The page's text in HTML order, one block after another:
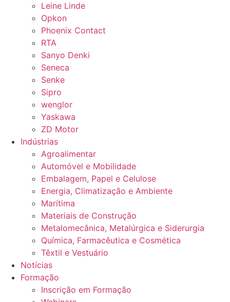
Leine Linde
Opkon
Phoenix Contact
RTA
Sanyo Denki
Seneca
Senke
Sipro
wenglor
Yaskawa
ZD Motor
Indústrias
Agroalimentar
Automóvel e Mobilidade
Embalagem, Papel e Celulose
Energia, Climatização e Ambiente
Marítima
Materiais de Construção
Metalomecânica, Metalúrgica e Siderurgia
Química, Farmacêutica e Cosmética
Têxtil e Vestuário
Notícias
Formação
Inscrição em Formação